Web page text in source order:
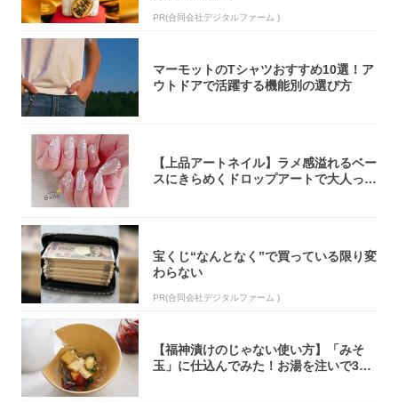
PR(合同会社デジタルファーム )
マーモットのTシャツおすすめ10選！ア
ウトドアで活躍する機能別の選び方
【上品アートネイル】ラメ感溢れるベー
スにきらめくドロップアートで大人っぽ
宝くじ“なんとなく”で買っている限り変
わらない
PR(合同会社デジタルファーム )
【福神漬けのじゃない使い方】「みそ
玉」に仕込んでみた！お湯を注いで30